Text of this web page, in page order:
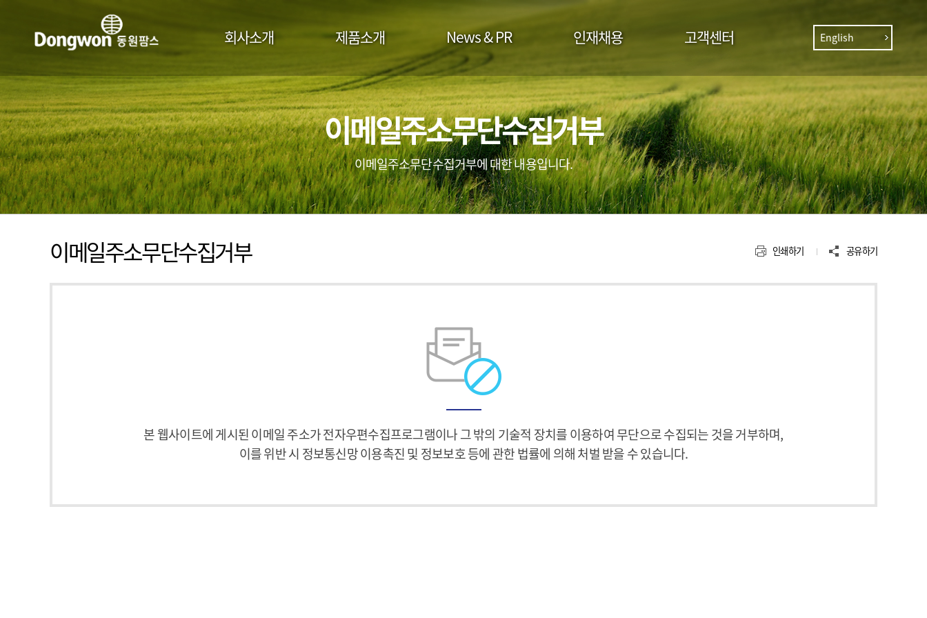
뉴
회사소개 제품소개 News & PR 인재채용 고객센터 English
이메일주소무단수집거부
이메일주소무단수집거부에 대한 내용입니다.
인쇄하기 공유하기
이메일주소무단수집거부
본 웹사이트에 게시된 이메일 주소가 전자우편수집프로그램이나 그 밖의 기술적 장치를 이용하여 무단으로 수집되는 것을 거부하며,
이를 위반 시 정보통신망 이용촉진 및 정보보호 등에 관한 법률에 의해 처벌 받을 수 있습니다.